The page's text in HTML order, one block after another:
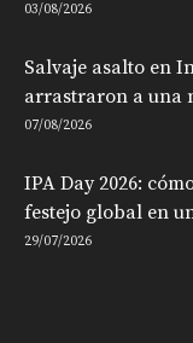
03/08/2026
Salvaje asalto en
arrastraron a una
07/08/2026
IPA Day 2026:
festejo global en
29/07/2026